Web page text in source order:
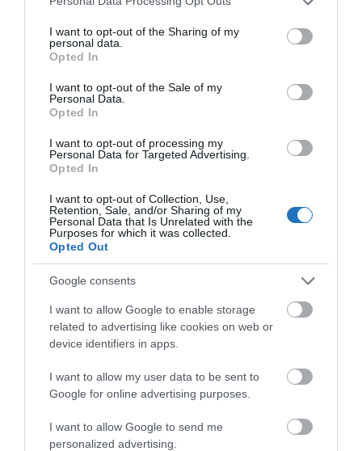
not limited to your visit or usage behaviour. You may click to
grant or deny consent to Google and its third-party tags to
use your data for below specified purposes in below Google
consent section.
I want to opt-out of the Sharing of my
personal data.
Opted In
I want to opt-out of the Sale of my
Personal Data.
Opted In
I want to opt-out of processing my
Personal Data for Targeted Advertising.
Opted In
I want to opt-out of Collection, Use,
Retention, Sale, and/or Sharing of my
Personal Data that Is Unrelated with the
Purposes for which it was collected.
Opted Out
Google consents
I want to allow Google to enable storage
related to advertising like cookies on web or
device identifiers in apps.
I want to allow my user data to be sent to
Google for online advertising purposes.
I want to allow Google to send me
personalized advertising.
A turizmus világának inspiráló híreiért
csatlakozz
csoportunkhoz
fel hírlevelünkre!
Megosztás
Kérem nap végén az aznapi friss cikkeket!
LÉGIKÖZLEKEDÉS MENTESÍTŐ JÁRAT REPÜLÉS